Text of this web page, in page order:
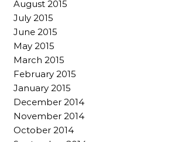
August 2015
July 2015
June 2015
May 2015
March 2015
February 2015
January 2015
December 2014
November 2014
October 2014